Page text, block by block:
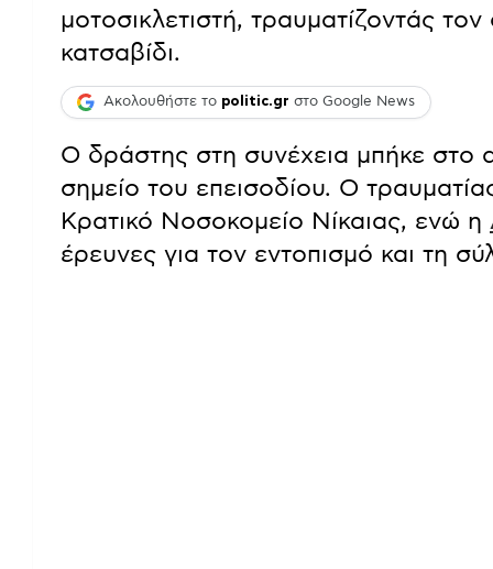
μοτοσικλετιστή, τραυματίζοντάς
κατσαβίδι.
Ακολουθήστε το politic.gr στο Google News
Ο δράστης στη συνέχεια μπήκε στο
σημείο του επεισοδίου. Ο
Κρατικό Νοσοκομείο Νίκαιας, ενώ η
έρευνες για τον εντοπισμό και τη